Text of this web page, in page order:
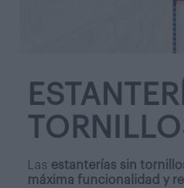
Las estanterías sin
máxima funcionalidad y